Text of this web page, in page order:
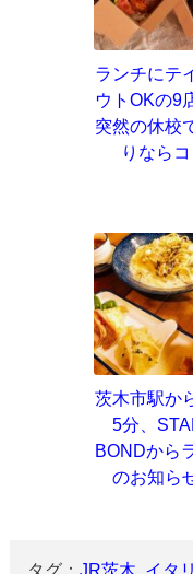
ランチにテ
ウトOKの9
突然の休校
りならコ
茨木市駅か
5分、
BONDから
のお知ら
タグ：JR茨木, イタ